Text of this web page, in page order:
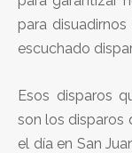
para
escuchado
Esos disparos
son los disparos
el día en San